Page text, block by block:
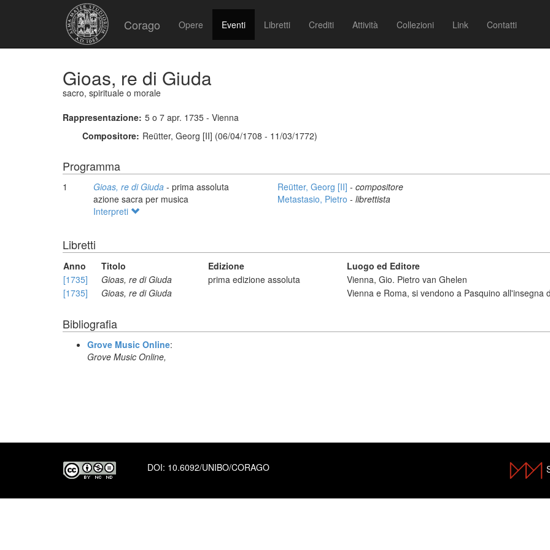
Corago Opere Eventi Libretti Crediti Attività Collezioni Link Contatti
Gioas, re di Giuda
sacro, spirituale o morale
Rappresentazione: 5 o 7 apr. 1735 - Vienna
Compositore: Reütter, Georg [II] (06/04/1708 - 11/03/1772)
Programma
1 Gioas, re di Giuda - prima assoluta
azione sacra per musica
Reütter, Georg [II] - compositore
Metastasio, Pietro - librettista
Interpreti
Libretti
Anno Titolo Edizione
Luogo ed Editore
[1735]
Gioas, re di Giuda prima edizione assoluta
Vienna, Gio. Pietro van Ghelen
[1735]
Gioas, re di Giuda Vienna e Roma, si vendono a Pasquino all'insegna
Bibliografia
Grove Music Online:
Grove Music Online,
DOI: 10.6092/UNIBO/CORAGO